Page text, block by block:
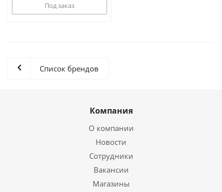
Под заказ
Список брендов
Компания
О компании
Новости
Сотрудники
Вакансии
Магазины